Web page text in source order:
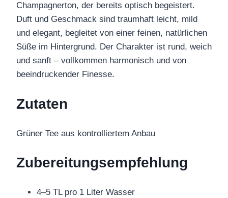
Champagnerton, der bereits optisch begeistert.
Duft und Geschmack sind traumhaft leicht, mild
und elegant, begleitet von einer feinen, natürlichen
Süße im Hintergrund. Der Charakter ist rund, weich
und sanft – vollkommen harmonisch und von
beeindruckender Finesse.
Zutaten
Grüner Tee aus kontrolliertem Anbau
Zubereitungsempfehlung
4–5 TL pro 1 Liter Wasser